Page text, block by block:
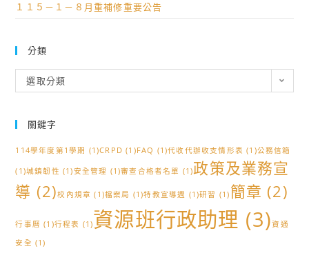
１１５－１－８月重補修重要公告
分類
類
選取分類
關鍵字
114學年度第1學期 (1)CRPD (1)FAQ (1)代收代辦收支情形表 (1)公務信箱
(1)城鎮韌性 (1)安全管理 (1)審查合格者名單 (1)政策及業務宣
導 (2)校內規章 (1)檔案局 (1)特教宣導週 (1)研習 (1) 簡章 (2)
行事曆 (1)行程表 (1)資源班行政助理 (3)資通
安全 (1)